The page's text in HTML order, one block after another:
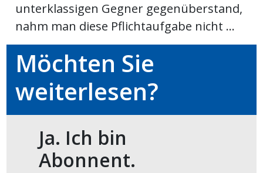
unterklassigen Gegner gegenüberstand,
nahm man diese Pflichtaufgabe nicht ...
Möchten Sie
weiterlesen?
Ja. Ich bin
Abonnent.